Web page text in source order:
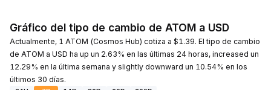
Gráfico del tipo de cambio de ATOM a USD
Actualmente, 1 ATOM (Cosmos Hub) cotiza a $1.39. El tipo de cambio
de ATOM a USD ha up un 2.63% en las últimas 24 horas, increased un
12.29% en la última semana y slightly downward un 10.54% en los
últimos 30 días.